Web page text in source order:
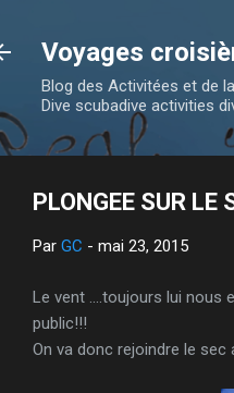
Voyages
Blog des Activitées et de
Dive scubadive activities
PLONGEE SUR LE
Par GC - mai 23, 2015
Le vent ....toujours lui nous
public!!!
On va donc rejoindre le